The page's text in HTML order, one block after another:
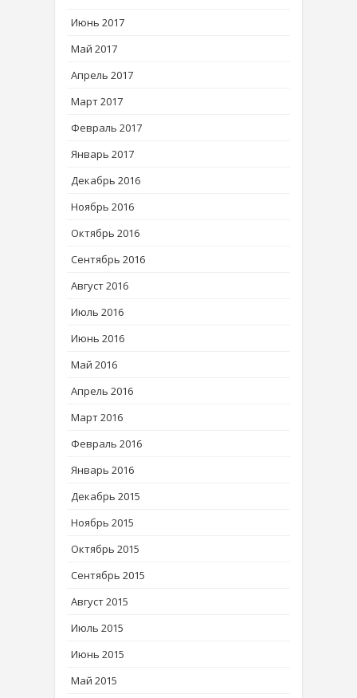
Июнь 2017
Май 2017
Апрель 2017
Март 2017
Февраль 2017
Январь 2017
Декабрь 2016
Ноябрь 2016
Октябрь 2016
Сентябрь 2016
Август 2016
Июль 2016
Июнь 2016
Май 2016
Апрель 2016
Март 2016
Февраль 2016
Январь 2016
Декабрь 2015
Ноябрь 2015
Октябрь 2015
Сентябрь 2015
Август 2015
Июль 2015
Июнь 2015
Май 2015